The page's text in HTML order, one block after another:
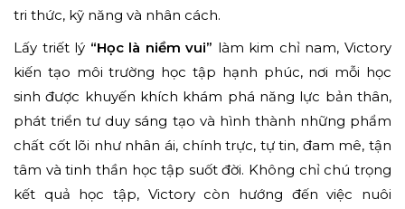
tri thức, kỹ năng và nhân cách.
Lấy triết lý “Học là niềm vui” làm kim chỉ nam, Victory
kiến tạo môi trường học tập hạnh phúc, nơi mỗi học
sinh được khuyến khích khám phá năng lực bản thân,
phát triển tư duy sáng tạo và hình thành những phẩm
chất cốt lõi như nhân ái, chính trực, tự tin, đam mê, tận
tâm và tinh thần học tập suốt đời. Không chỉ chú trọng
kết quả học tập, Victory còn hướng đến việc nuôi